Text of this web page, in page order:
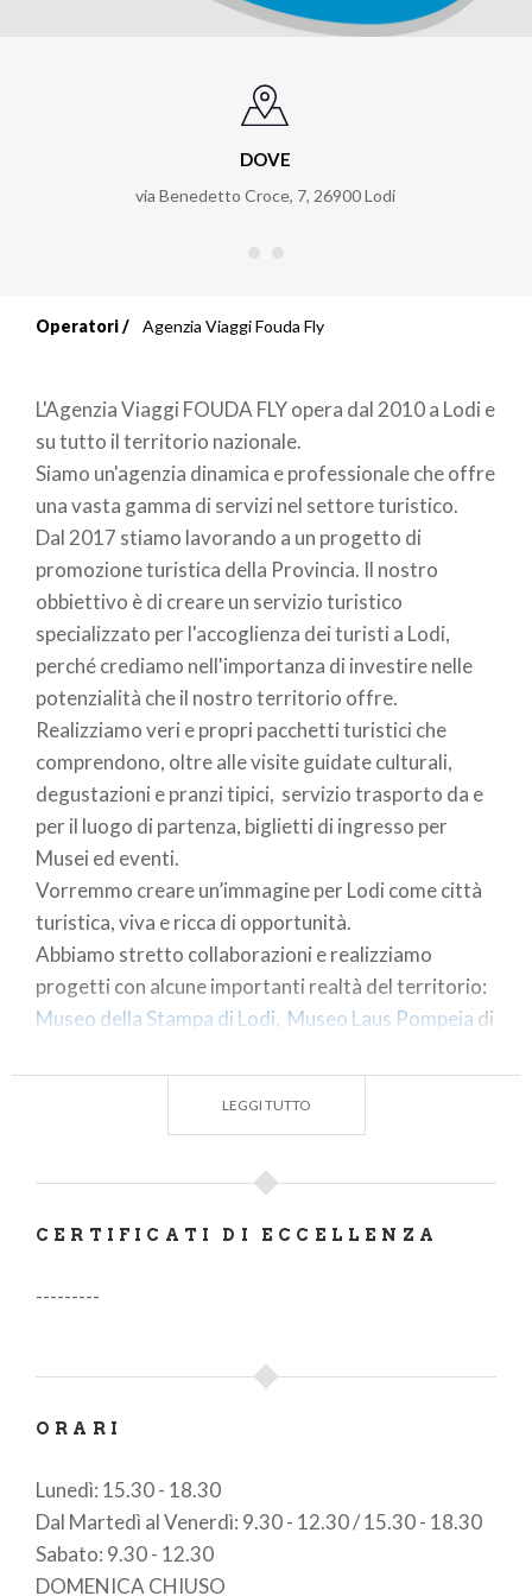
DOVE
via Benedetto Croce, 7, 26900Lodi
Briciole
di
pane
Operatori Agenzia Viaggi Fouda Fly
L'Agenzia Viaggi FOUDA FLY opera dal 2010 a Lodi e
su tutto il territorio nazionale.
Siamo un'agenzia dinamica e professionale che offre
una vasta gamma di servizi nel settore turistico.
Dal 2017 stiamo lavorando a un progetto di
promozione turistica della Provincia. Il nostro
obbiettivo è di creare un servizio turistico
specializzato per l'accoglienza dei turisti a Lodi,
perché crediamo nell'importanza di investire nelle
potenzialità che il nostro territorio offre.
Realizziamo veri e propri pacchetti turistici che
comprendono, oltre alle visite guidate culturali,
degustazioni e pranzi tipici, servizio trasporto da e
per il luogo di partenza, biglietti di ingresso per
Musei ed eventi.
Vorremmo creare un’immagine per Lodi come città
turistica, viva e ricca di opportunità.
Abbiamo stretto collaborazioni e realizziamo
progetti con alcune importanti realtà del territorio:
Museo della Stampa di Lodi, Museo Laus Pompeia di
Immagine per ilFestival della Fotografia
Consorzio Navigare l’Adda
Vecchia Lodi".
LEGGI TUTTO
CERTIFICATI DI ECCELLENZA
---------
ORARI
Lunedì: 15.30 - 18.30
Dal Martedì al Venerdì: 9.30 - 12.30 / 15.30 - 18.30
Sabato: 9.30 - 12.30
DOMENICA CHIUSO